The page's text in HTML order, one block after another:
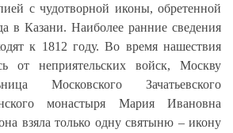
с чудотворной иконы, обретенной
в Казани. Наиболее ранние сведения
к 1812 году. Во время нашествия
от неприятельских войск, Москву
Московского Зачатьевского
монастыря Мария Ивановна
взяла только одну святыню – икону